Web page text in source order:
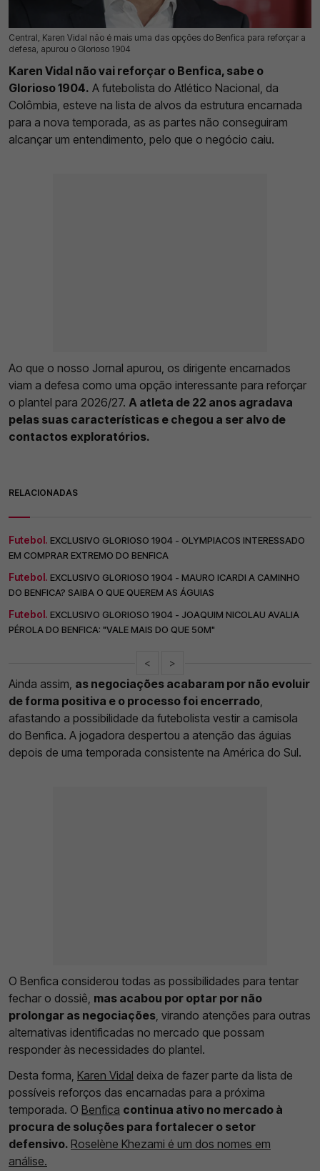
Central, Karen Vidal não é mais uma das opções do Benfica para reforçar a
defesa, apurou o Glorioso 1904
19 Jul 2026 | 03:00 | 0
Karen Vidal não vai reforçar o Benfica, sabe o
Glorioso 1904. A futebolista do Atlético Nacional, da
Colômbia, esteve na lista de alvos da estrutura encarnada
para a nova temporada, as as partes não conseguiram
alcançar um entendimento, pelo que o negócio caiu.
Ao que o nosso Jornal apurou, os dirigente encarnados
viam a defesa como uma opção interessante para reforçar
o plantel para 2026/27. A atleta de 22 anos agradava
pelas suas características e chegou a ser alvo de
contactos exploratórios.
RELACIONADAS
Futebol. EXCLUSIVO GLORIOSO 1904 - OLYMPIACOS INTERESSADO
EM COMPRAR EXTREMO DO BENFICA
Futebol. EXCLUSIVO GLORIOSO 1904 - MAURO ICARDI A CAMINHO
DO BENFICA? SAIBA O QUE QUEREM AS ÁGUIAS
Futebol. EXCLUSIVO GLORIOSO 1904 - JOAQUIM NICOLAU AVALIA
PÉROLA DO BENFICA: "VALE MAIS DO QUE 50M"
< >
Ainda assim, as negociações acabaram por não evoluir
de forma positiva e o processo foi encerrado,
afastando a possibilidade da futebolista vestir a camisola
do Benfica. A jogadora despertou a atenção das águias
depois de uma temporada consistente na América do Sul.
O Benfica considerou todas as possibilidades para tentar
fechar o dossiê, mas acabou por optar por não
prolongar as negociações, virando atenções para outras
alternativas identificadas no mercado que possam
responder às necessidades do plantel.
Desta forma, Karen Vidal deixa de fazer parte da lista de
possíveis reforços das encarnadas para a próxima
temporada. O Benfica continua ativo no mercado à
procura de soluções para fortalecer o setor
defensivo. Roselène Khezami é um dos nomes em
análise.